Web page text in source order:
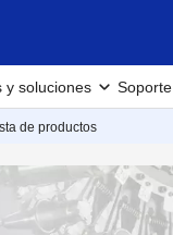
y soluciones Soporte
de productos